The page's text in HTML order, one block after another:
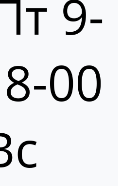
9-
00